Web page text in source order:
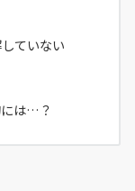
ていない
には…？